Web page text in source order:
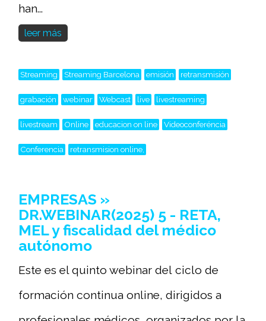
han...
leer más
Streaming Streaming Barcelona emisión retransmisión
grabación webinar Webcast live livestreaming
livestream Online educacion on line Videoconferéncia
Conferencia retransmision online,
EMPRESAS »
DR.WEBINAR(2025) 5 - RETA,
MEL y fiscalidad del médico
autónomo
Este es el quinto webinar del ciclo de
formación continua online, dirigidos a